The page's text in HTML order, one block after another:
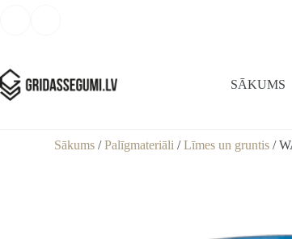
SĀKUMS
Sākums /Palīgmateriāli /Līmes un gruntis /